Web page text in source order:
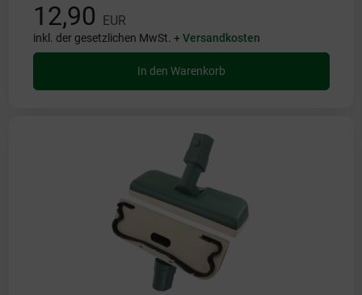
12,90 EUR
inkl. der gesetzlichen MwSt. +Versandkosten
In den Warenkorb